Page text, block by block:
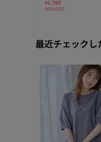
最近チェックし